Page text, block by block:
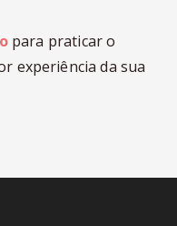
para praticar o
experiência da sua